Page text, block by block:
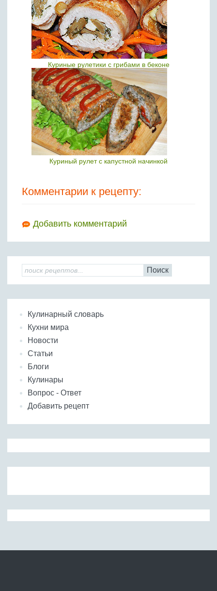
Куриные рулетики с грибами в беконе
Куриный рулет с капустной начинкой
Комментарии к рецепту:
Добавить комментарий
Поиск
Кулинарный словарь
Кухни мира
Новости
Статьи
Блоги
Кулинары
Вопрос - Ответ
Добавить рецепт